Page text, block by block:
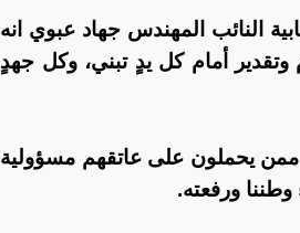
النائب المهندس جهاد عبوي انه
أمام كل يدٍ تبني، وكل جهدٍ
ممن يحملون على عاتقهم مسؤولية
وطننا ورفعته.